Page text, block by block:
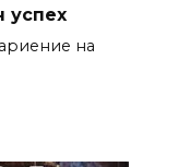
успех
на